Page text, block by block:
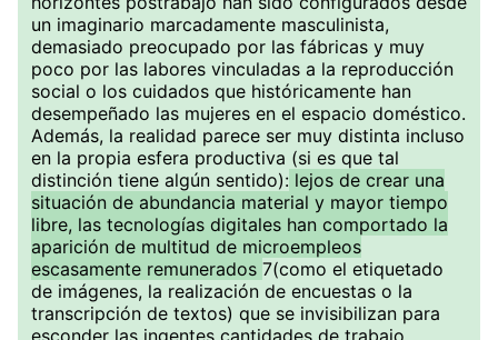
un imaginario marcadamente masculinista,
demasiado preocupado por las fábricas y muy
poco por las labores vinculadas a la reproducción
social o los cuidados que históricamente han
desempeñado las mujeres en el espacio doméstico.
Además, la realidad parece ser muy distinta incluso
en la propia esfera productiva (si es que tal
distinción tiene algún sentido): lejos de crear una
situación de abundancia material y mayor tiempo
libre, las tecnologías digitales han comportado la
aparición de multitud de microempleos
escasamente remunerados 7(como el etiquetado
de imágenes, la realización de encuestas o la
transcripción de textos) que se invisibilizan para
esconder las ingentes cantidades de trabajo